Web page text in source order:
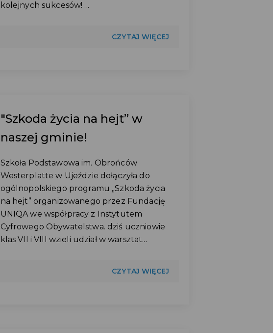
kolejnych sukcesów! ...
CZYTAJ WIĘCEJ
"Szkoda życia na hejt” w
naszej gminie!
Szkoła Podstawowa im. Obrońców
Westerplatte w Ujeździe dołączyła do
ogólnopolskiego programu „Szkoda życia
na hejt” organizowanego przez Fundację
UNIQA we współpracy z Instytutem
Cyfrowego Obywatelstwa. dziś uczniowie
klas VII i VIII wzieli udział w warsztat...
CZYTAJ WIĘCEJ